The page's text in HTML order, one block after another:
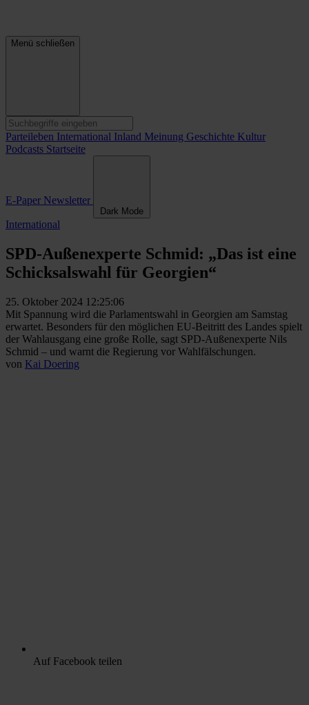
Menü schließen
Parteileben International Inland Meinung Geschichte Kultur
Podcasts Startseite
E-Paper Newsletter
Dark Mode
International
SPD-Außenexperte Schmid: „Das ist eine
Schicksalswahl für Georgien“
25. Oktober 2024 12:25:06
Mit Spannung wird die Parlamentswahl in Georgien am Samstag
erwartet. Besonders für den möglichen EU-Beitritt des Landes spielt
der Wahlausgang eine große Rolle, sagt SPD-Außenexperte Nils
Schmid – und warnt die Regierung vor Wahlfälschungen.
von Kai Doering
Auf Facebook teilen